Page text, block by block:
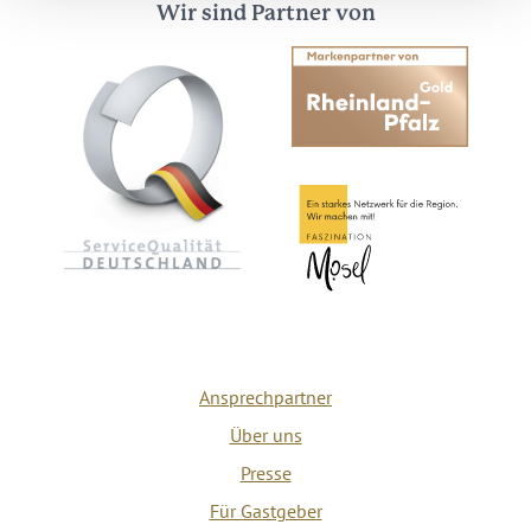
Wir sind Partner von
Ansprechpartner
Über uns
Presse
Für Gastgeber